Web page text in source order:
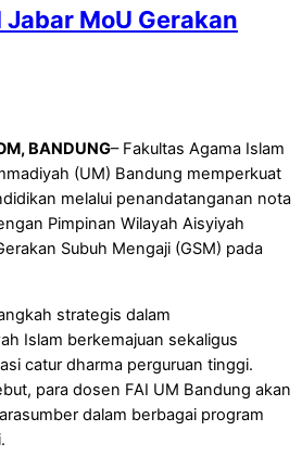
MoU Gerakan
BANDUNG– Fakultas Agama Islam
(UM) Bandung memperkuat
melalui penandatanganan nota
Pimpinan Wilayah Aisyiyah
Subuh Mengaji (GSM) pada
strategis dalam
Islam berkemajuan sekaligus
catur dharma perguruan tinggi.
para dosen FAI UM Bandung akan
dalam berbagai program